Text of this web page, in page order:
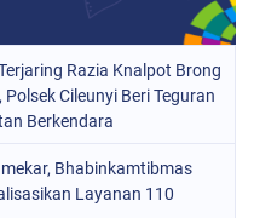
Razia Knalpot Brong
Cileunyi Beri Teguran
Berkendara
Bhabinkamtibmas
Layanan 110